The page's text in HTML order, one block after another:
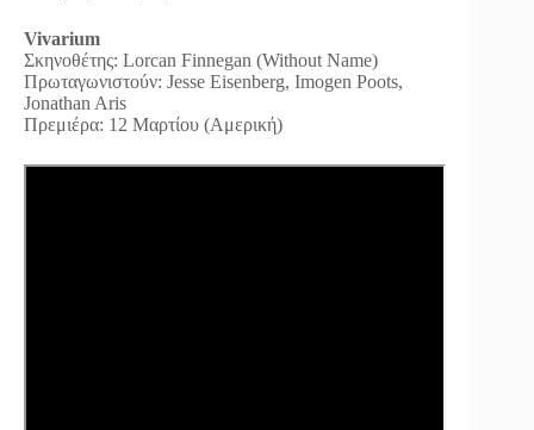
Vivarium
Σκηνοθέτης: Lorcan Finnegan (Without Name)
Πρωταγωνιστούν: Jesse Eisenberg, Imogen Poots,
Jonathan Aris
Πρεμιέρα: 12 Μαρτίου (Αμερική)